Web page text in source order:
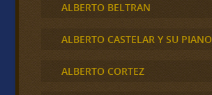
ALBERTO BELTRAN
ALBERTO CASTELAR Y SU PIANO
ALBERTO CORTEZ